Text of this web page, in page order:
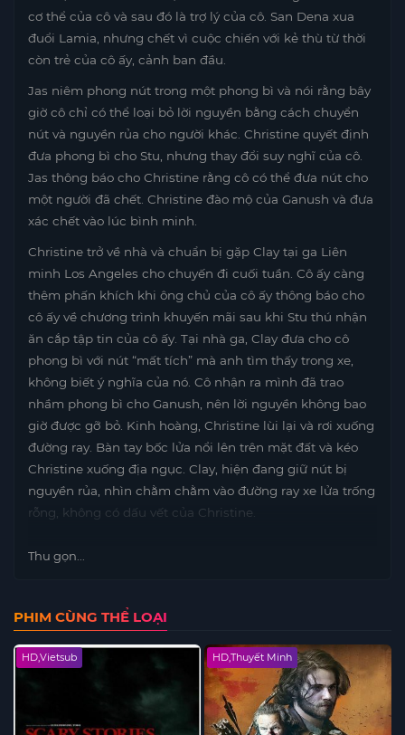
cơ thể của cô và sau đó là trợ lý của cô. San Dena xua
đuổi Lamia, nhưng chết vì cuộc chiến với kẻ thù từ thời
còn trẻ của cô ấy, cảnh ban đầu.
Jas niêm phong nút trong một phong bì và nói rằng bây
giờ cô chỉ có thể loại bỏ lời nguyền bằng cách chuyển
nút và nguyền rủa cho người khác. Christine quyết định
đưa phong bì cho Stu, nhưng thay đổi suy nghĩ của cô.
Jas thông báo cho Christine rằng cô có thể đưa nút cho
một người đã chết. Christine đào mộ của Ganush và đưa
xác chết vào lúc bình minh.
Christine trở về nhà và chuẩn bị gặp Clay tại ga Liên
minh Los Angeles cho chuyến đi cuối tuần. Cô ấy càng
thêm phấn khích khi ông chủ của cô ấy thông báo cho
cô ấy về chương trình khuyến mãi sau khi Stu thú nhận
ăn cắp tập tin của cô ấy. Tại nhà ga, Clay đưa cho cô
phong bì với nút “mất tích” mà anh tìm thấy trong xe,
không biết ý nghĩa của nó. Cô nhận ra mình đã trao
nhầm phong bì cho Ganush, nên lời nguyền không bao
giờ được gỡ bỏ. Kinh hoàng, Christine lùi lại và rơi xuống
đường ray. Bàn tay bốc lửa nổi lên trên mặt đất và kéo
Christine xuống địa ngục. Clay, hiện đang giữ nút bị
nguyền rủa, nhìn chằm chằm vào đường ray xe lửa trống
rỗng, không có dấu vết của Christine.
Thu gọn...
PHIM CÙNG THỂ LOẠI
HD,Vietsub HD,Thuyết Minh